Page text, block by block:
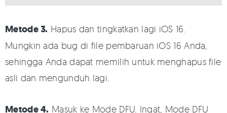
Metode 3. Hapus dan tingkatkan lagi iOS 16.
Mungkin ada bug di file pembaruan iOS 16 Anda,
sehingga Anda dapat memilih untuk menghapus file
asli dan mengunduh lagi.
Metode 4. Masuk ke Mode DFU. Ingat, Mode DFU